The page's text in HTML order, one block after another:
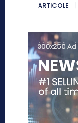
ARTICOLE